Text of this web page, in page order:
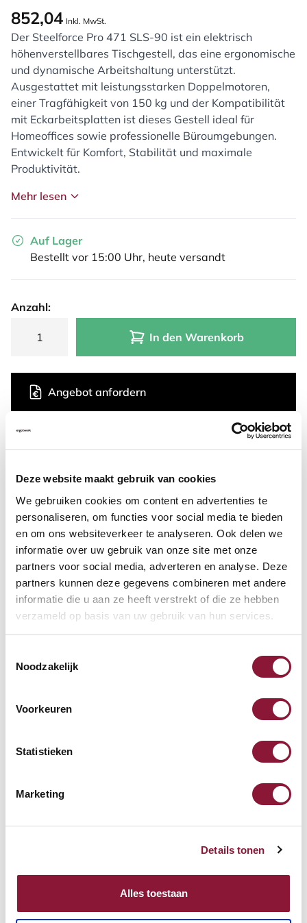
Deze website maakt gebruik van cookies
We gebruiken cookies om content en advertenties te
personaliseren, om functies voor social media te bieden
en om ons websiteverkeer te analyseren. Ook delen we
informatie over uw gebruik van onze site met onze
partners voor social media, adverteren en analyse. Deze
partners kunnen deze gegevens combineren met andere
informatie die u aan ze heeft verstrekt of die ze hebben
verzameld op basis van uw gebruik van hun services.
Noodzakelijk
Voorkeuren
Statistieken
Marketing
Details tonen
Alles toestaan
852,04 Inkl. MwSt.
Der Steelforce Pro 471 SLS-90 ist ein elektrisch
höhenverstellbares Tischgestell, das eine ergonomische
und dynamische Arbeitshaltung unterstützt.
Ausgestattet mit leistungsstarken Doppelmotoren,
einer Tragfähigkeit von 150 kg und der Kompatibilität
mit Eckarbeitsplatten ist dieses Gestell ideal für
Homeoffices sowie professionelle Büroumgebungen.
Entwickelt für Komfort, Stabilität und maximale
Produktivität.
Mehr lesen
Auf Lager
Bestellt vor 15:00 Uhr, heute versandt
Anzahl:
In den Warenkorb
Auf der Suche nach Stückzahlen? Machen Sie Ihren Arbeitsplatz
komplett und fordern Sie direkt ein individuelles Angebot an.
Angebot anfordern
Zur Vergleichsliste hinzufügen
Kostenlose Rücksendung(100 Tage)
Persönlichetelefonische Beratung
Kostenloser Versand
ab €75,-
Späterbezahlen
Weitere Informationen
Andere Produkte, die für Sie
möglicherweise interessant sind!
ADAPT VI Schreibtisch
120x80 – Schwarz/Birke
SUN-FLEX® EASYDESK